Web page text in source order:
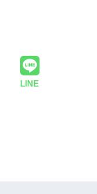
LINE